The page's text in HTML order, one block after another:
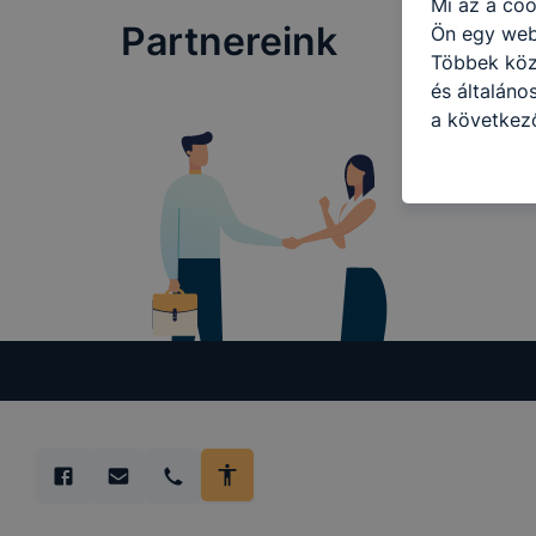
Partnereink
Mi az a
Ön egy
Többek
és
a
használja
látogatja,
még jobb
célja
lehetővé